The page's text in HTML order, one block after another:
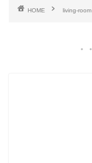
HOME living-room